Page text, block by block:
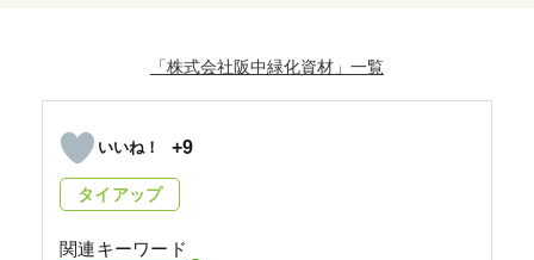
「株式会社阪中緑化資材」
+9
タイアップ
関連キーワード